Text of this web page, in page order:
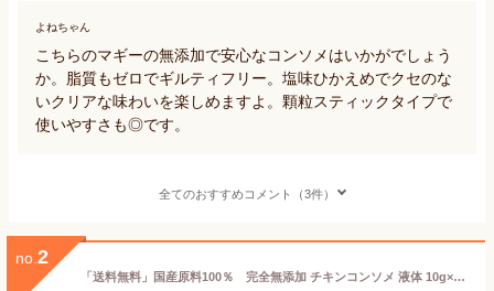
よねちゃん
こちらのマギーの無添加で安心なコンソメはいかがでしょう
か。脂質もゼロでギルティフリー。塩味ひかえめでクセのな
いクリアな味わいを楽しめますよ。顆粒スティックタイプで
使いやすさも◎です。
全てのおすすめコメント（3件）
no. 2
「送料無料」国産原料100％ 完全無添加 チキンコンソメ 液体 10g×24袋 有機野菜使用